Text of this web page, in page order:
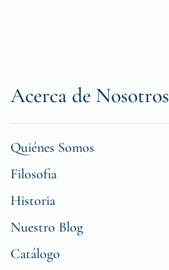
Acerca de Nosotros
Quiénes Somos
Filosofia
Historia
Nuestro Blog
Catálogo